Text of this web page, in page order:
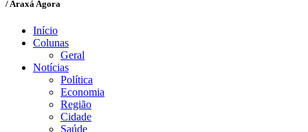
/ Araxá Agora
Início
Colunas
Geral
Notícias
Política
Economia
Região
Cidade
Saúde